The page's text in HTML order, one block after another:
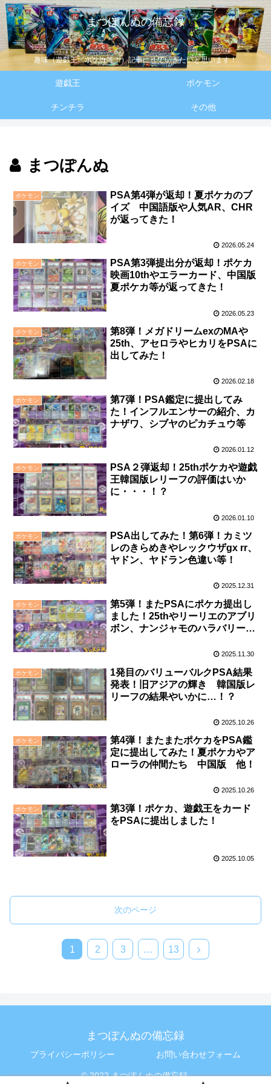
まつぽんぬの備忘録
趣味（遊戯王・ポケカ等！）記事にしていきたいと思います！
遊戯王 ポケモン
チンチラ その他
まつぽんぬ
ポケモン
PSA第4弾が返却！夏ポケカのブ
イズ 中国語版や人気AR、CHR
が返ってきた！
2026.05.24
ポケモン
PSA第3弾提出分が返却！ポケカ
映画10thやエラーカード、中国版
夏ポケカ等が返ってきた！
2026.05.23
ポケモン
第8弾！メガドリームexのMAや
25th、アセロラやヒカリをPSAに
出してみた！
2026.02.18
ポケモン
第7弾！PSA鑑定に提出してみ
た！インフルエンサーの紹介、カ
ナザワ、シブヤのピカチュウ等
2026.01.12
ポケモン
PSA２弾返却！25thポケカや遊戯
王韓国版レリーフの評価はいか
に・・・！？
2026.01.10
ポケモン
PSA出してみた！第6弾！カミツ
レのきらめきやレックウザgx rr、
ヤドン、ヤドラン色違い等！
2025.12.31
ポケモン
第5弾！またPSAにポケカ提出し
ました！25thやリーリエのアブリ
ボン、ナンジャモのハラバリー
2025.11.30
ポケモン
1発目のバリューバルクPSA結果
発表！旧アジアの輝き 韓国版レ
リーフの結果やいかに…！？
2025.10.26
ポケモン
第4弾！またまたポケカをPSA鑑
定に提出してみた！夏ポケカやア
ローラの仲間たち 中国版 他！
2025.10.26
ポケモン
第3弾！ポケカ、遊戯王をカード
をPSAに提出しました！
2025.10.05
次のページ
1 2 3 … 13
次
まつぽんぬの備忘録
プライバシーポリシー お問い合わせフォーム
© 2022 まつぽんぬの備忘録.